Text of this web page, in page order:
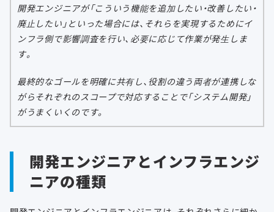
開発エンジニアが「こういう機能を追加したい・改善したい・
廃止したい」といった場合には、それらを実現するためにイ
ンフラ側で影響調査を行い、必要に応じて作業が発生しま
す。
最終的なゴールを明確に共有し、役割の違う両者が連携しな
がらそれぞれのスコープで対応することで「システム開発」
がうまくいくのです。
開発エンジニアとインフラエンジ
ニアの種類